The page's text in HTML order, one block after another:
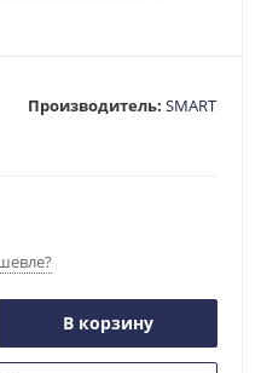
Производитель: SMART
В корзину